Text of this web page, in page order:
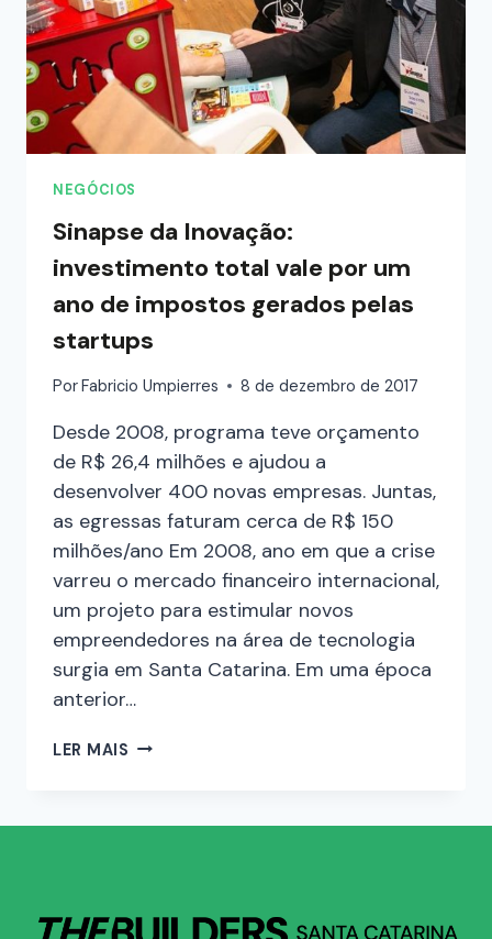
NEGÓCIOS
Sinapse da Inovação:
investimento total vale por um
ano de impostos gerados pelas
startups
PorFabricio Umpierres 8 de dezembro de 2017
Desde 2008, programa teve orçamento
de R$ 26,4 milhões e ajudou a
desenvolver 400 novas empresas. Juntas,
as egressas faturam cerca de R$ 150
milhões/ano Em 2008, ano em que a crise
varreu o mercado financeiro internacional,
um projeto para estimular novos
empreendedores na área de tecnologia
surgia em Santa Catarina. Em uma época
anterior…
LER MAIS